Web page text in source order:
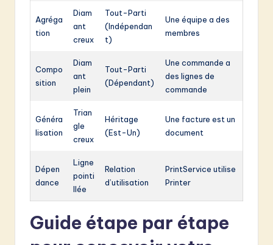
Agréga
tion
Diam
ant
creux
Tout-Parti
(Indépendan
t)
Une équipe a des
membres
Compo
sition
Diam
ant
plein
Tout-Parti
(Dépendant)
Une commande a
des lignes de
commande
Généra
lisation
Trian
gle
creux
Héritage
(Est-Un)
Une facture est un
document
Dépen
dance
Ligne
pointi
llée
Relation
d’utilisation
PrintService utilise
Printer
Guide étape par étape